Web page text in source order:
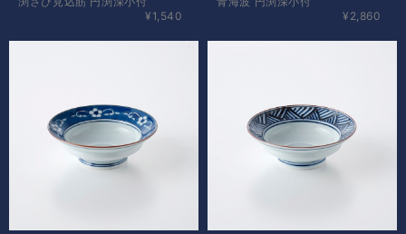
¥1,540
¥2,860